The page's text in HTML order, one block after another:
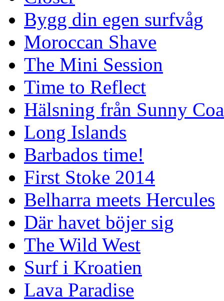
Bygg din egen surfvåg
Moroccan Shave
The Mini Session
Time to Reflect
Hälsning från Sunny
Long Islands
Barbados time!
First Stoke 2014
Belharra meets Hercules
Där havet böjer sig
The Wild West
Surf i Kroatien
Lava Paradise